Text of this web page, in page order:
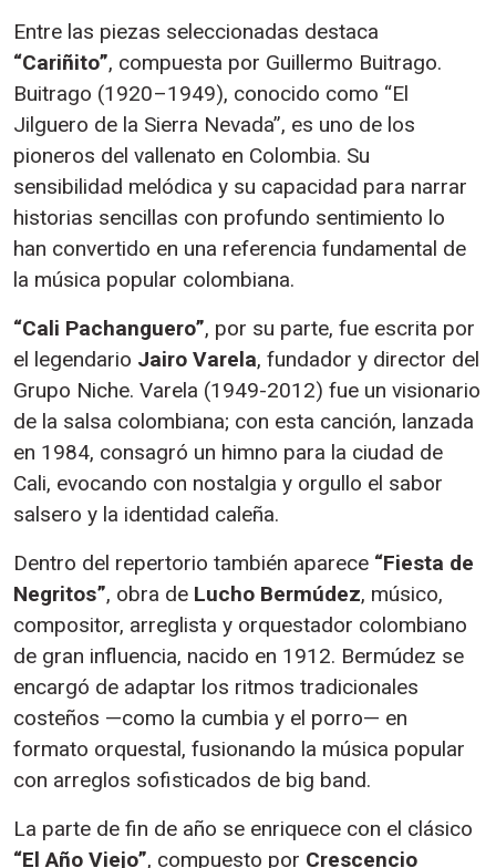
Entre las piezas seleccionadas destaca
“Cariñito”, compuesta por Guillermo Buitrago.
Buitrago (1920–1949), conocido como “El
Jilguero de la Sierra Nevada”, es uno de los
pioneros del vallenato en Colombia. Su
sensibilidad melódica y su capacidad para narrar
historias sencillas con profundo sentimiento lo
han convertido en una referencia fundamental de
la música popular colombiana.
“Cali Pachanguero”, por su parte, fue escrita por
el legendario Jairo Varela, fundador y director del
Grupo Niche. Varela (1949-2012) fue un visionario
de la salsa colombiana; con esta canción, lanzada
en 1984, consagró un himno para la ciudad de
Cali, evocando con nostalgia y orgullo el sabor
salsero y la identidad caleña.
Dentro del repertorio también aparece “Fiesta de
Negritos”, obra de Lucho Bermúdez, músico,
compositor, arreglista y orquestador colombiano
de gran influencia, nacido en 1912. Bermúdez se
encargó de adaptar los ritmos tradicionales
costeños —como la cumbia y el porro— en
formato orquestal, fusionando la música popular
con arreglos sofisticados de big band.
La parte de fin de año se enriquece con el clásico
“El Año Viejo”, compuesto por Crescencio